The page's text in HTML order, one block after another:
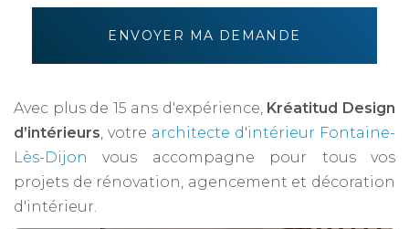
Acceptation
ENVOYER MA DEMANDE
Avec plus de 15 ans d'expérience, Kréatitud Design
d’intérieurs, votre architecte d'intérieur Fontaine-
Lès-Dijon
vous accompagne pour tous vos
projets de rénovation, agencement et décoration
d'intérieur.